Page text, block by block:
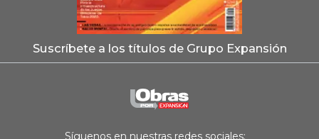
Suscríbete a los títulos de Grupo Expansión
Síguenos en nuestras redes sociales: